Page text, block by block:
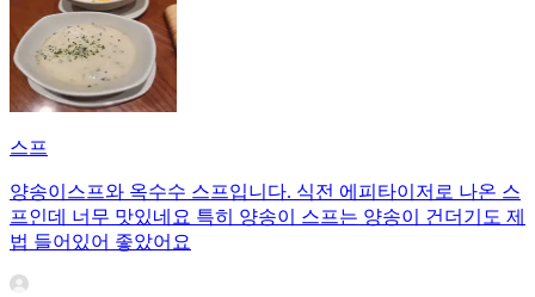
스프
양송이스프와 옥수수 스프입니다. 식전 에피타이저로 나온 스
프인데 너무 맛있네요 특히 양송이 스프는 양송이 건더기도 제
법 들어있어 좋았어요